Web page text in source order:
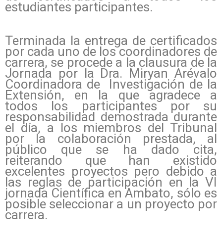
estudiantes participantes.
Terminada la entrega de certificados
por cada uno de los coordinadores de
carrera, se procede a la clausura de la
Jornada por la Dra. Miryan Arévalo
Coordinadora de Investigación de la
Extensión, en la que agradece a
todos los participantes por su
responsabilidad demostrada durante
el día, a los miembros del Tribunal
por la colaboración prestada, al
público que se ha dado cita,
reiterando que han existido
excelentes proyectos pero debido a
las reglas de participación en la VI
jornada Científica en Ambato, sólo es
posible seleccionar a un proyecto por
carrera.